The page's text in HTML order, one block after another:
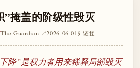
”掩盖的阶级性毁灭
The Guardian ↗2026-06-01§ 链接
降”是权力者用来稀释局部毁灭